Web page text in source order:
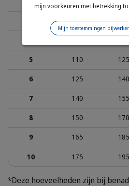
80 90
5 110 125
6 125 140
7 140 155
8 150 170
9 165 185
10 175 195
*Deze hoeveelheden zijn bij
mijn voorkeuren met betrekking
Mijn toestemmingen